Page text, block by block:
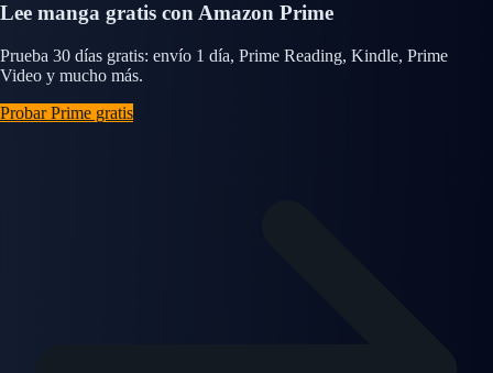
Lee manga gratis con Amazon Prime
Prueba 30 días gratis: envío 1 día, Prime Reading, Kindle, Prime
Video y mucho más.
Probar Prime gratis